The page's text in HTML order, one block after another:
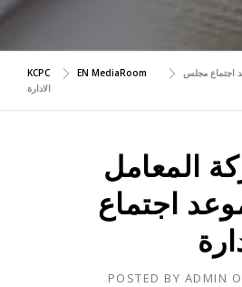
KCPC EN MediaRoom
اجتماع مجلس
الادارة
المعامل
اجتماع
POSTED BY ADMIN